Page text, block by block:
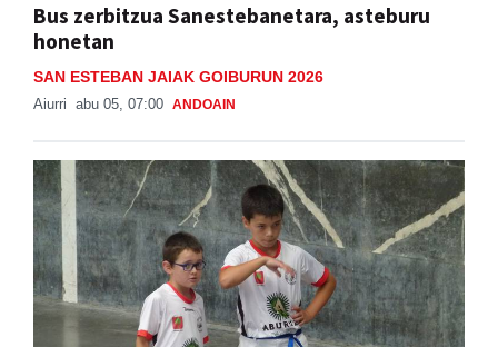
Bus zerbitzua Sanestebanetara, asteburu
honetan
SAN ESTEBAN JAIAK GOIBURUN 2026
Aiurri abu 05, 07:00 ANDOAIN